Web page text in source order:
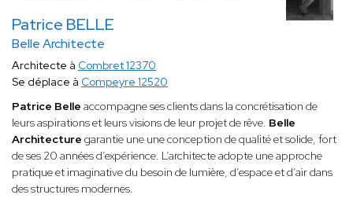
Patrice BELLE
Belle Architecte
Architecte à Combret 12370
Se déplace à Compeyre 12520
Patrice Belle accompagne ses clients dans la concrétisation de
leurs aspirations et leurs visions de leur projet de rêve. Belle
Architecture garantie une une conception de qualité et solide, fort
de ses 20 années d’expérience. L’architecte adopte une approche
pratique et imaginative du besoin de lumière, d’espace et d’air dans
des structures modernes.